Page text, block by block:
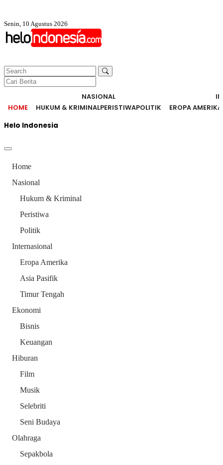
Senin, 10 Agustus 2026
HOME
NASIONAL
HUKUM & KRIMINALPERISTIWAPOLITIK
EROPA AMERIKA
Helo Indonesia
Home
Nasional
Hukum & Kriminal
Peristiwa
Politik
Internasional
Eropa Amerika
Asia Pasifik
Timur Tengah
Ekonomi
Bisnis
Keuangan
Hiburan
Film
Musik
Selebriti
Seni Budaya
Olahraga
Sepakbola